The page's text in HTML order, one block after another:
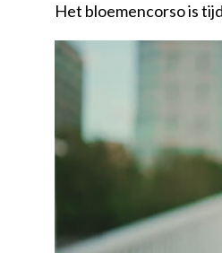
Het bloemencorso is
Videospeler